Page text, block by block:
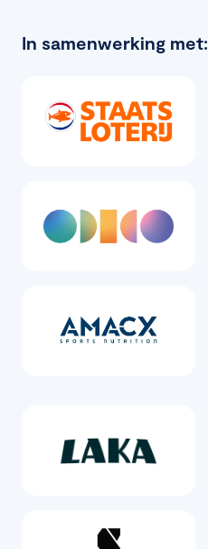
In samenwerking met: